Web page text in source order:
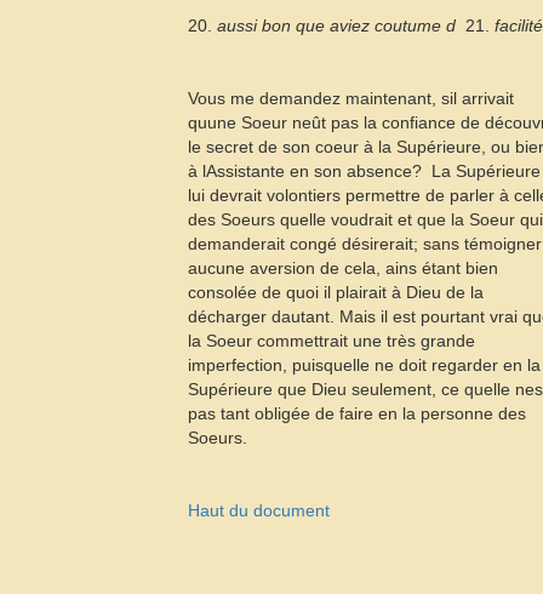
20. aussi bon que aviez coutume d  21. facilité
Vous me demandez maintenant, sil arrivait
quune Soeur neût pas la confiance de
le secret de son coeur à la Supérieure, ou
à lAssistante en son absence?  La Supérieure
lui devrait volontiers permettre de parler à
des Soeurs quelle voudrait et que la Soeur qui
demanderait congé désirerait; sans témoigner
aucune aversion de cela, ains étant bien
consolée de quoi il plairait à Dieu de la
décharger dautant. Mais il est pourtant vrai
la Soeur commettrait une très grande
imperfection, puisquelle ne doit regarder en la
Supérieure que Dieu seulement, ce quelle
pas tant obligée de faire en la personne des
Soeurs.
Haut du document